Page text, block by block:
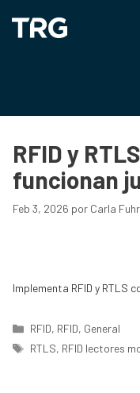
contenido
RFID y
funcionan
Feb 3, 2026 por Carla Fuhr
Implementa RFID y RTLS
Categorías
RFID, RFID, General
Etiquetas
RTLS, RFID lectores